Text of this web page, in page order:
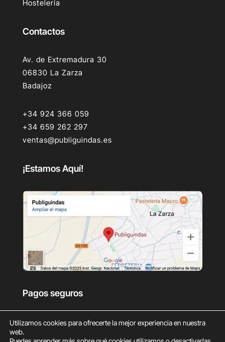
Hostelería
Contactos
Av. de Extremadura 30
06830 La Zarza
Badajoz
+34 924 366 059
+34 659 262 297
ventas@publiguindas.es
¡Estamos Aquí!
Pagos seguros
Utilizamos cookies para ofrecerte la mejor experiencia en nuestra
web.